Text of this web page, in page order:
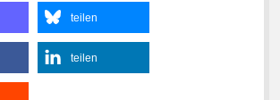
teilen
teilen